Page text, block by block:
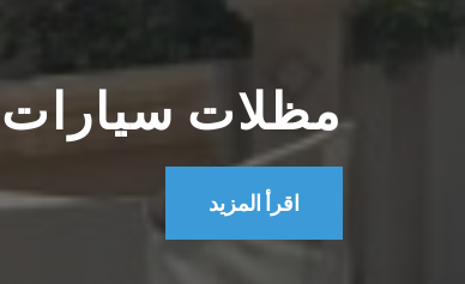
مظلات سيارات
اقرأ المزيد